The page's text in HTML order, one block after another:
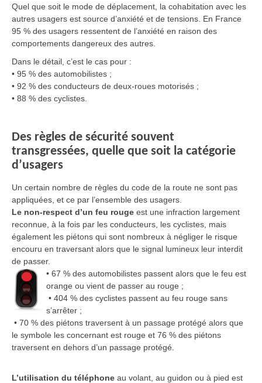
Quel que soit le mode de déplacement, la cohabitation avec les
autres usagers est source d’anxiété et de tensions. En France
95 % des usagers ressentent de l’anxiété en raison des
comportements dangereux des autres.
Dans le détail, c’est le cas pour :
• 95 % des automobilistes ;
• 92 % des conducteurs de deux-roues motorisés ;
• 88 % des cyclistes.
Des règles de sécurité souvent
transgressées, quelle que soit la catégorie
d’usagers
Un certain nombre de règles du code de la route ne sont pas
appliquées, et ce par l’ensemble des usagers.
Le non-respect d’un feu rouge est une infraction largement
reconnue, à la fois par les conducteurs, les cyclistes, mais
également les piétons qui sont nombreux à négliger le risque
encouru en traversant alors que le signal lumineux leur interdit
de passer.
• 67 % des automobilistes passent alors que le feu est
orange ou vient de passer au rouge ;
• 404 % des cyclistes passent au feu rouge sans
s’arrêter ;
• 70 % des piétons traversent à un passage protégé alors que
le symbole les concernant est rouge et 76 % des piétons
traversent en dehors d’un passage protégé.
L’utilisation du téléphone au volant, au guidon ou à pied est